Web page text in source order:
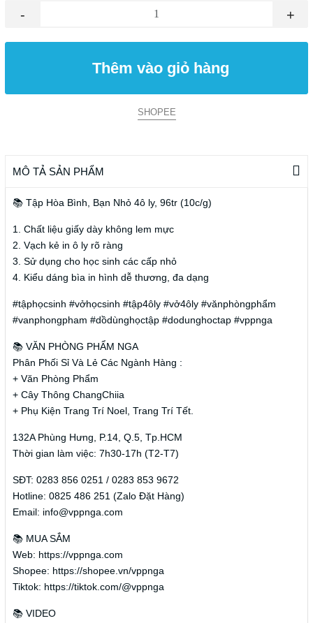
- +
Thêm vào giỏ hàng
SHOPEE
MÔ TẢ SẢN PHẨM
📚 Tập Hòa Bình, Bạn Nhỏ 4ô ly, 96tr (10c/g)
1. Chất liệu giấy dày không lem mực
2. Vạch kẻ in ô ly rõ ràng
3. Sử dụng cho học sinh các cấp nhỏ
4. Kiểu dáng bìa in hình dễ thương, đa dạng
#tậphọcsinh #vởhọcsinh #tập4ôly #vở4ôly #vănphòngphẩm
#vanphongpham #dồdùnghọctập #dodunghoctap #vppnga
📚 VĂN PHÒNG PHẨM NGA
Phân Phối Sỉ Và Lẻ Các Ngành Hàng :
+ Văn Phòng Phẩm
+ Cây Thông ChangChiia
+ Phụ Kiện Trang Trí Noel, Trang Trí Tết.
132A Phùng Hưng, P.14, Q.5, Tp.HCM
Thời gian làm việc: 7h30-17h (T2-T7)
SĐT: 0283 856 0251 / 0283 853 9672
Hotline: 0825 486 251 (Zalo Đặt Hàng)
Email: info@vppnga.com
📚 MUA SẮM
Web: https://vppnga.com
Shopee: https://shopee.vn/vppnga
Tiktok: https://tiktok.com/@vppnga
📚 VIDEO